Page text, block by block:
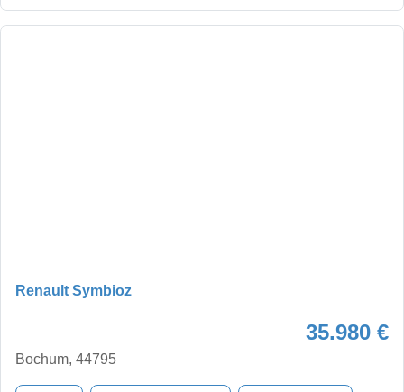
Renault Symbioz
35.980 €
Bochum, 44795